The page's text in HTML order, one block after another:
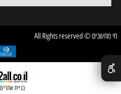
חי מחשבים © All Rights reserved
בניית אתרים